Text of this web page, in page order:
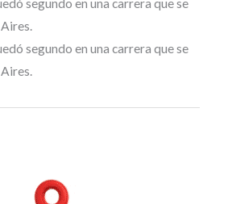
segundo en una carrera que se
segundo en una carrera que se